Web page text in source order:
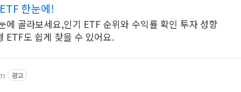
한눈에!
에 골라보세요,인기 ETF 순위와 수익률 확인 투자 성향
ETF도 쉽게 찾을 수 있어요.
광고